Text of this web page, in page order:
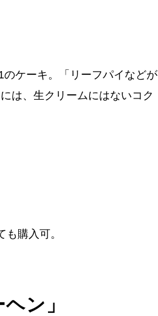
ケーキ。「リーフパイなどが
は、生クリームにはないコク
購入可。
ン」